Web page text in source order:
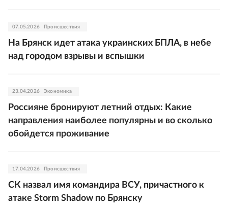
07.05.2026 Происшествия
На Брянск идет атака украинских БПЛА, в небе
над городом взрывы и вспышки
23.04.2026 Экономика
Россияне бронируют летний отдых: Какие
направления наиболее популярны и во сколько
обойдется проживание
17.04.2026 Происшествия
СК назвал имя командира ВСУ, причастного к
атаке Storm Shadow по Брянску